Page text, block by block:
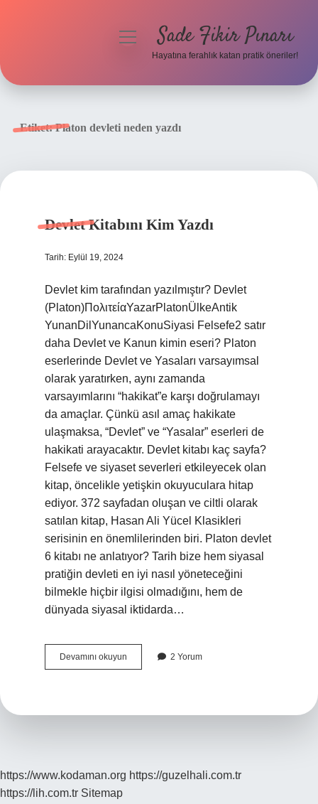
menüyüSade Fikir Pınarı
Hayatına ferahlık katan pratik öneriler!
Etiket:Platon devleti neden yazdı
Devlet Kitabını Kim Yazdı
Tarih: Eylül 19, 2024
Devlet kim tarafından yazılmıştır? Devlet
(Platon)ΠολιτείαYazarPlatonÜlkeAntik
YunanDilYunancaKonuSiyasi Felsefe2 satır
daha Devlet ve Kanun kimin eseri? Platon
eserlerinde Devlet ve Yasaları varsayımsal
olarak yaratırken, aynı zamanda
varsayımlarını “hakikat”e karşı doğrulamayı
da amaçlar. Çünkü asıl amaç hakikate
ulaşmaksa, “Devlet” ve “Yasalar” eserleri de
hakikati arayacaktır. Devlet kitabı kaç sayfa?
Felsefe ve siyaset severleri etkileyecek olan
kitap, öncelikle yetişkin okuyuculara hitap
ediyor. 372 sayfadan oluşan ve ciltli olarak
satılan kitap, Hasan Ali Yücel Klasikleri
serisinin en önemlilerinden biri. Platon devlet
6 kitabı ne anlatıyor? Tarih bize hem siyasal
pratiğin devleti en iyi nasıl yöneteceğini
bilmekle hiçbir ilgisi olmadığını, hem de
dünyada siyasal iktidarda…
Devamını okuyun
Kitabını
2 Yorum
https://www.kodaman.org https://guzelhali.com.tr
https://lih.com.tr Sitemap